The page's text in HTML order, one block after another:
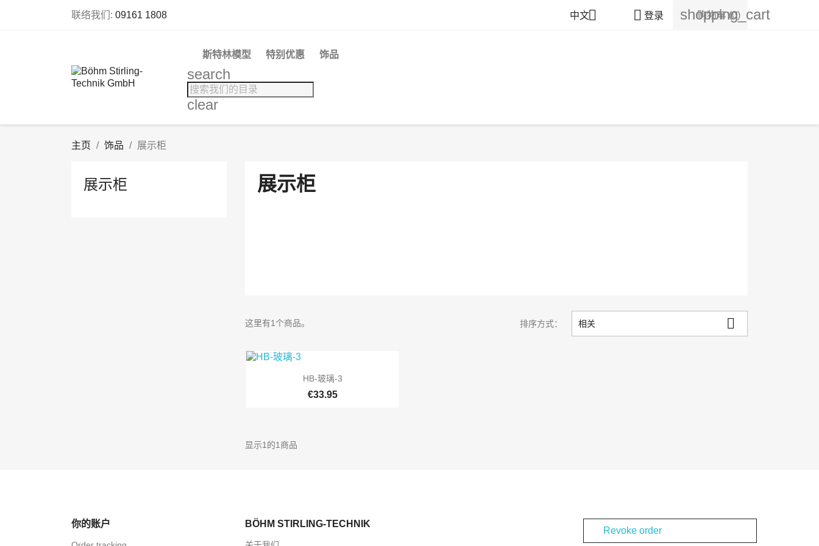
联络我们: 09161 1808 中文  登录 shopping_cart
购物车 (0)
斯特林模型 特别优惠 饰品
search
clear
主页 饰品 展示柜
展示柜 展示柜
这里有1个商品。 排序方式： 相关 
 快速查看
HB-玻璃-3
€33.95
显示1的1商品
你的账户 BÖHM STIRLING-TECHNIK
Revoke order